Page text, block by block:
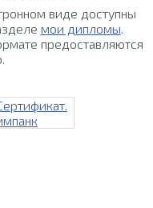
виде доступны
мои дипломы.
предоставляются